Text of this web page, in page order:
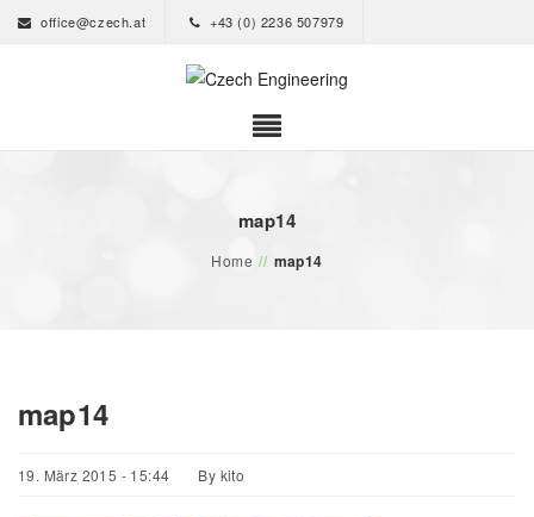
office@czech.at +43 (0) 2236 507979
map14
Home // map14
map14
19. März 2015 - 15:44 By kito